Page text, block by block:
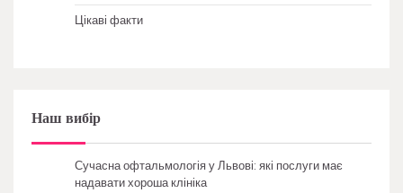
Цікаві факти
Наш вибір
Сучасна офтальмологія у Львові: які послуги має
надавати хороша клініка